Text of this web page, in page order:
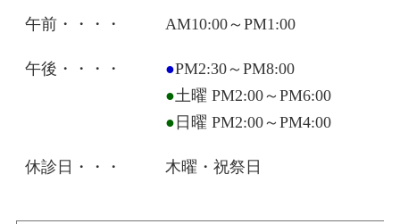
午前・・・・ AM10:00～PM1:00
午後・・・・ ●PM2:30～PM8:00
●土曜 PM2:00～PM6:00
● 日曜 PM2:00～PM4:00
休診日・・・ 木曜・祝祭日